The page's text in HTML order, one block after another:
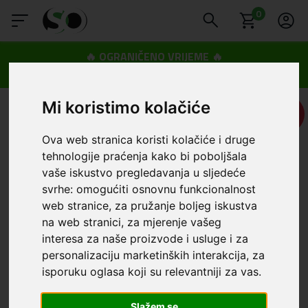
Mi koristimo kolačiće
Ova web stranica koristi kolačiće i druge
tehnologije praćenja kako bi poboljšala
vaše iskustvo pregledavanja u sljedeće
svrhe:omogućiti osnovnu funkcionalnost
web stranice, za pružanje boljeg iskustva
na web stranici, za mjerenje vašeg
interesa za naše proizvode i usluge i za
personalizaciju marketinških interakcija, za
isporuku oglasa koji su relevantniji za vas.
0
🔥 OGRANIČENO VRIJEME 🔥